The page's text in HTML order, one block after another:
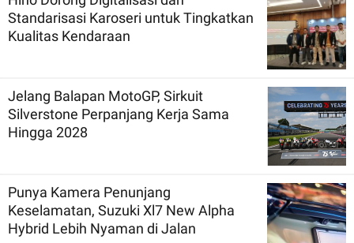
Standarisasi Karoseri untuk Tingkatkan
Kualitas Kendaraan
Jelang Balapan MotoGP, Sirkuit
Silverstone Perpanjang Kerja Sama
Hingga 2028
Punya Kamera Penunjang
Keselamatan, Suzuki Xl7 New Alpha
Hybrid Lebih Nyaman di Jalan